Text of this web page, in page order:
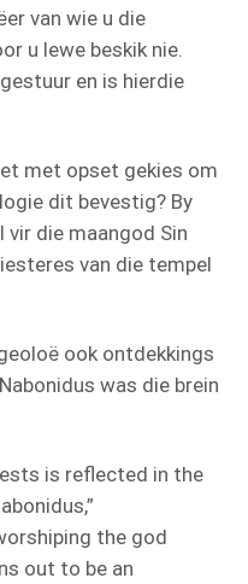
van wie u die
u lewe beskik nie.
en is hierdie
met opset gekies om
dit bevestig? By
vir die maangod Sin
van die tempel
ook ontdekkings
was die brein
is reflected in the
the god
out to be an